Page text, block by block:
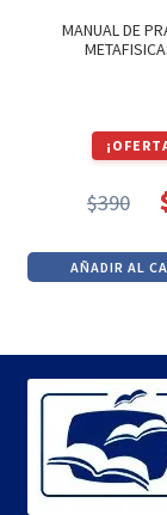
MANUAL DE
$390
AÑADIR AL